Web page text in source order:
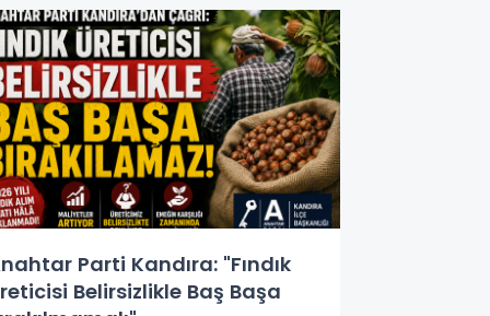
Parti Kandıra: "Fındık
Belirsizlikle Baş Başa